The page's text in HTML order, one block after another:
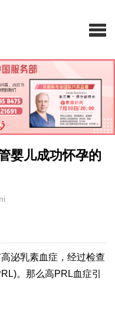
婴儿成功怀孕的
泌乳素血症，经过检查
。那么高PRL血症引